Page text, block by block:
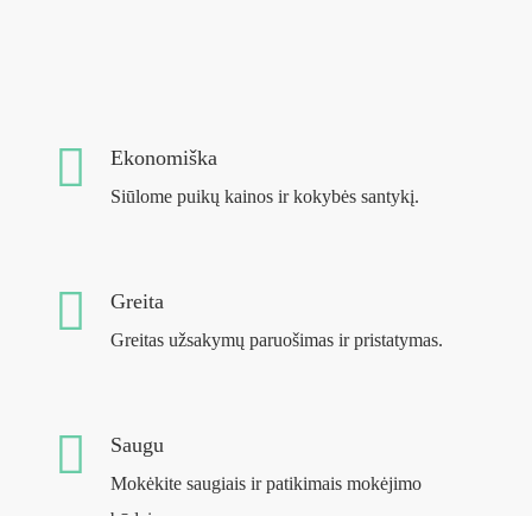
Ekonomiška
Siūlome puikų kainos ir kokybės santykį.
Greita
Greitas užsakymų paruošimas ir pristatymas.
Saugu
Mokėkite saugiais ir patikimais mokėjimo